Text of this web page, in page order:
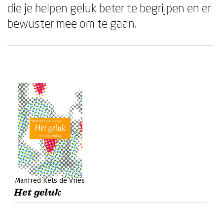
die je helpen geluk beter te begrijpen en er
bewuster mee om te gaan.
Manfred Kets de Vries
Het geluk